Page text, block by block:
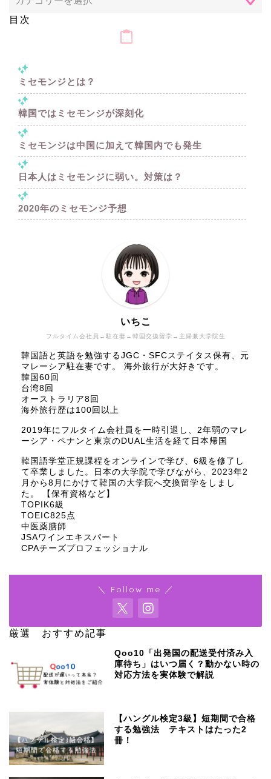
目次
ミセモンジとは？
韓国ではミセモンジが深刻化
ミセモンジは中国に加えて韓国内でも発生
日本人はミセモンジに弱い。対策は？
2020年のミセモンジ予想
フルタイム会社員→駐在妻→韓国交換留学→主婦兼大学院生
いちこ
韓国語と英語を勉強するJGC・SFCステイタス保有、元
マレーシア駐在妻です。 海外旅行が大好きです。
韓国60回
台湾8回
オーストラリア8回
海外旅行歴は100回以上
2019年にフルタイム会社員を一時引退し、2年弱のマレ
ーシア・ペナンと東京のDUAL生活を経て日本帰国
韓国語学堂正規課程をオンラインで学び、6級を修了し
て卒業しました。日本の大学院で学びながら、2023年2
月から8月にかけて韓国の大学院へ交換留学をしまし
た。 【保有資格など】
TOPIK6級
TOEIC825点
中医薬膳師
JSAワインエキスパート
CPAチーズプロフェッショナル
＼ Follow me ／
厳選 おすすめ記事
Qoo10「出発国の配送受付済み入
庫待ち」はいつ届く？動かない時の
対応方法を実体験で解説
【ハングル検定3級】短期間で合格
する勉強法 テキストはたった2
冊！